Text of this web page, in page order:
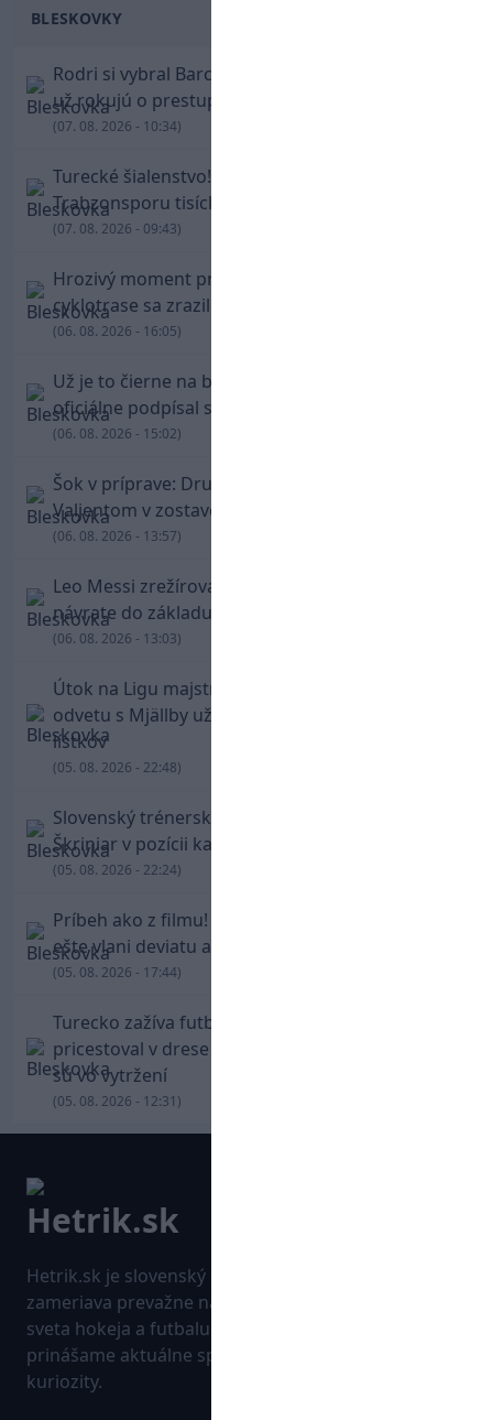
BLESKOVKY
Rodri si vybral Barcelonu a odmietol Real. Kluby
už rokujú o prestupovej čiastke
(07. 08. 2026 - 10:34)
Turecké šialenstvo! Salaha vítali na štadióne
Trabzonsporu tisícky fanúšikov
(07. 08. 2026 - 09:43)
Hrozivý moment pre Zdena Cháru! Na
cyklotrase sa zrazil s bežcom
(06. 08. 2026 - 16:05)
Už je to čierne na bielom: Mohamed Salah
oficiálne podpísal s Trabzonsporom
(06. 08. 2026 - 15:02)
Šok v príprave: Druholigová Mallorca s
Valjentom v zostave zdolala PSG
(06. 08. 2026 - 13:57)
Leo Messi zrežíroval obrat Interu Miami, pri
návrate do základu strelil dva góly
(06. 08. 2026 - 13:03)
Útok na Ligu majstrov láka! Slovan hlási na
odvetu s Mjällby už viac ako 13-tisíc predaných
lístkov
(05. 08. 2026 - 22:48)
Slovenský trénerský súboj pre Borbélyho,
Škriniar v pozícii kapitána potiahol Fenerbahce
(05. 08. 2026 - 22:24)
Príbeh ako z filmu! Hrdina Slovana Kianga hral
ešte vlani deviatu anglickú ligu
(05. 08. 2026 - 17:44)
Turecko zažíva futbalové šialenstvo! Salah
pricestoval v drese Trabzonsporu, fanúšikovia
sú vo vytržení
(05. 08. 2026 - 12:31)
Hetrik.sk je slovenský športový portál, ktorý sa
zameriava prevažne na najnovšie informácie zo
sveta hokeja a futbalu. Pravidelne na dennej báze
prinášame aktuálne správy, góly, zaujímavosti a
kuriozity.